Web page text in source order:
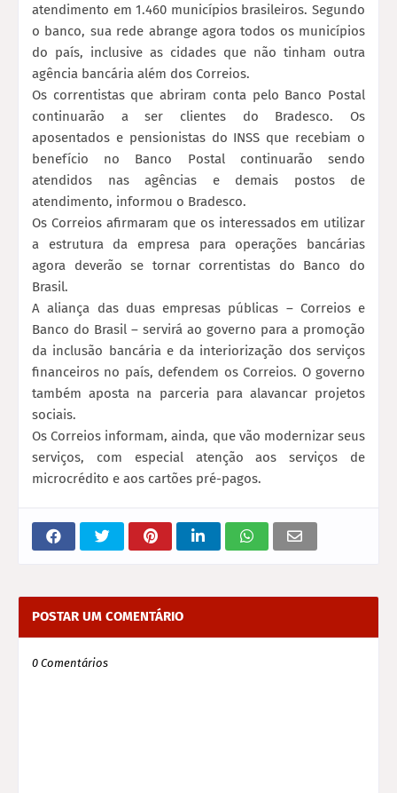
atendimento em 1.460 municípios brasileiros. Segundo
o banco, sua rede abrange agora todos os municípios
do país, inclusive as cidades que não tinham outra
agência bancária além dos Correios.
Os correntistas que abriram conta pelo Banco Postal
continuarão a ser clientes do Bradesco. Os
aposentados e pensionistas do INSS que recebiam o
benefício no Banco Postal continuarão sendo
atendidos nas agências e demais postos de
atendimento, informou o Bradesco.
Os Correios afirmaram que os interessados em utilizar
a estrutura da empresa para operações bancárias
agora deverão se tornar correntistas do Banco do
Brasil.
A aliança das duas empresas públicas – Correios e
Banco do Brasil – servirá ao governo para a promoção
da inclusão bancária e da interiorização dos serviços
financeiros no país, defendem os Correios. O governo
também aposta na parceria para alavancar projetos
sociais.
Os Correios informam, ainda, que vão modernizar seus
serviços, com especial atenção aos serviços de
microcrédito e aos cartões pré-pagos.
POSTAR UM COMENTÁRIO
0 Comentários